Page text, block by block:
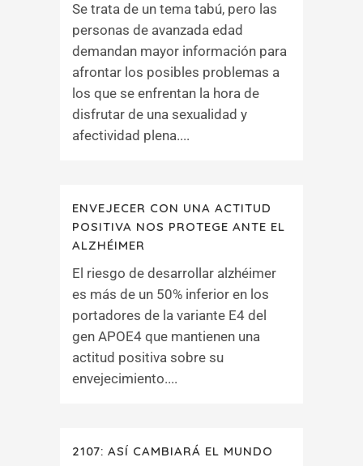
Se trata de un tema tabú, pero las
personas de avanzada edad
demandan mayor información para
afrontar los posibles problemas a
los que se enfrentan la hora de
disfrutar de una sexualidad y
afectividad plena....
ENVEJECER CON UNA ACTITUD
POSITIVA NOS PROTEGE ANTE EL
ALZHÉIMER
El riesgo de desarrollar alzhéimer
es más de un 50% inferior en los
portadores de la variante E4 del
gen APOE4 que mantienen una
actitud positiva sobre su
envejecimiento....
2107: ASÍ CAMBIARÁ EL MUNDO